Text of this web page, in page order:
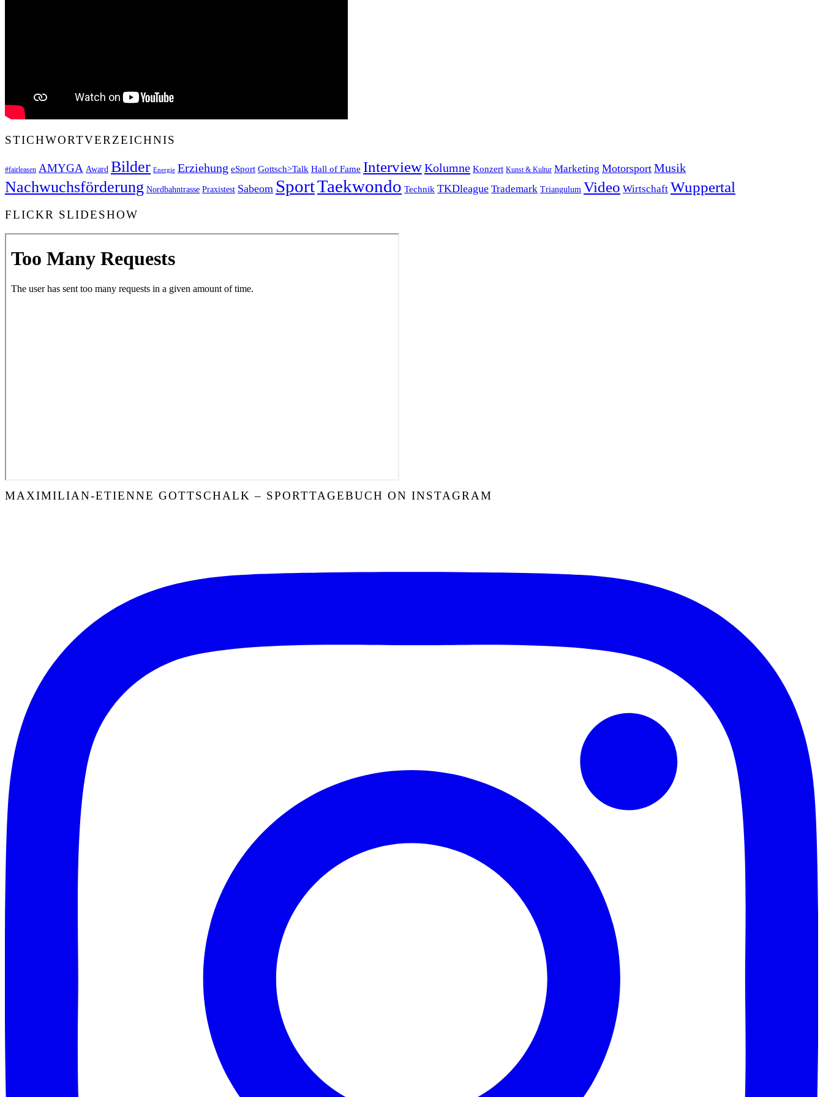
STICHWORTVERZEICHNIS
#fairleasen AMYGA Award Bilder Energie Erziehung eSport Gottsch>Talk Hall of Fame InterviewKolumne Konzert Kunst & Kultur Marketing Motorsport Musik
Nachwuchsförderung Nordbahntrasse Praxistest Sabeom SportTaekwondo Technik TKDleague Trademark Triangulum Video Wirtschaft Wuppertal
FLICKR SLIDESHOW
MAXIMILIAN-ETIENNE GOTTSCHALK – SPORTTAGEBUCH ON INSTAGRAM